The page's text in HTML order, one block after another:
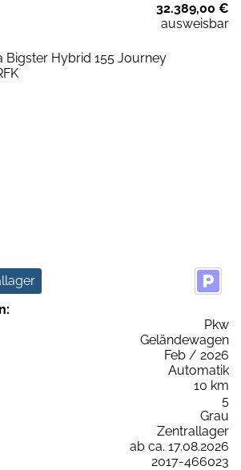
32.389,00 €
ausweisbar
Pkw
Geländewagen
Feb / 2026
Automatik
10 km
5
Grau
Zentrallager
ab ca. 17.08.2026
2017-466023